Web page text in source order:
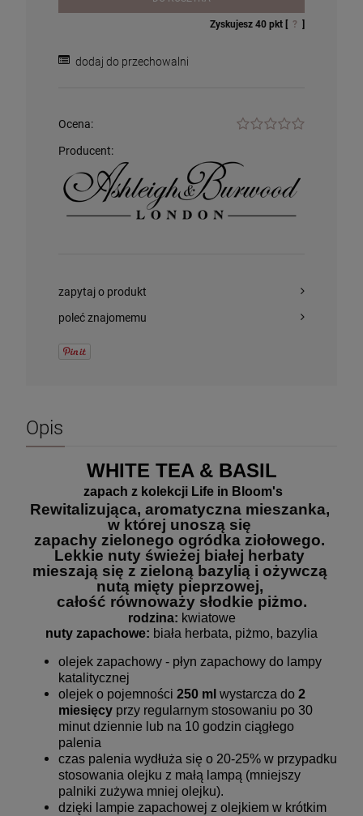
305,00 zł
szt.
74,99 zł
szt.
Zyskujesz 40 pkt [ ? ]
dodaj do przechowalni
Ocena:
Producent:
zapytaj o produkt
poleć znajomemu
Opis
WHITE TEA & BASIL
zapach z kolekcji Life in Bloom's
Rewitalizująca, aromatyczna mieszanka,
w której unoszą się
zapachy zielonego ogródka ziołowego.
Lekkie nuty świeżej białej herbaty
mieszają się z zieloną bazylią i ożywczą
nutą mięty pieprzowej,
całość równoważy słodkie piżmo.
rodzina: kwiatowe
nuty zapachowe: biała herbata, piżmo, bazylia
olejek zapachowy - płyn zapachowy do lampy
katalitycznej
olejek o pojemności 250 ml wystarcza do 2
miesięcy przy regularnym stosowaniu po 30
minut dziennie lub na 10 godzin ciągłego
palenia
czas palenia wydłuża się o 20-25% w przypadku
stosowania olejku z małą lampą (mniejszy
palniki zużywa mniej olejku).
dzięki lampie zapachowej z olejkiem w krótkim